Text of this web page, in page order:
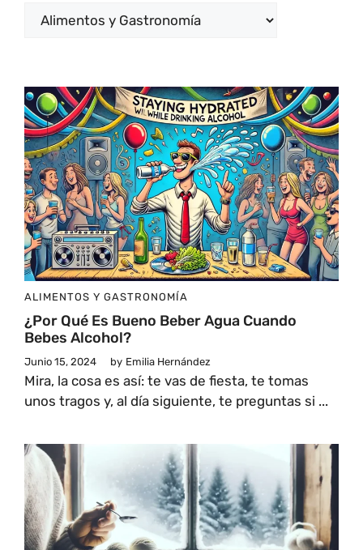
Categorías
ALIMENTOS Y GASTRONOMÍA
¿Por Qué Es Bueno Beber Agua Cuando
Bebes Alcohol?
Junio 15, 2024 by Emilia Hernández
Mira, la cosa es así: te vas de fiesta, te tomas
unos tragos y, al día siguiente, te preguntas si ...